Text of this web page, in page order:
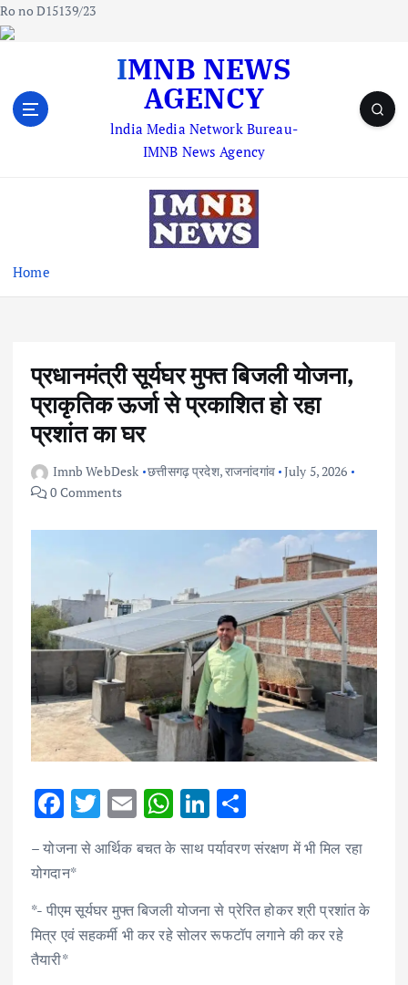
Ro no D15139/23
IMNB NEWS
AGENCY
lndia Media Network Bureau-
IMNB News Agency
Home
प्रधानमंत्री सूर्यघर मुफ्त बिजली योजना,
प्राकृतिक ऊर्जा से प्रकाशित हो रहा
प्रशांत का घर
Imnb WebDesk छत्तीसगढ़ प्रदेश,राजनांदगांव July 5, 2026
0 Comments
F
ac
e
b
o
o
T
w
it
r
E
ai
W
at
A
p
Li
n
k
dI
n
h
ar
– योजना से आर्थिक बचत के साथ पर्यावरण संरक्षण में भी मिल रहा
योगदान*
*- पीएम सूर्यघर मुफ्त बिजली योजना से प्रेरित होकर श्री प्रशांत के
मित्र एवं सहकर्मी भी कर रहे सोलर रूफटॉप लगाने की कर रहे
तैयारी*